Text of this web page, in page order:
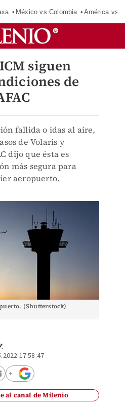
México vs Colombia América vs
siguen
de
fallida o idas al aire,
de Volaris y
dijo que ésta es
más segura para
aeropuerto.
(Shutterstock)
17:58:47
al canal de Milenio